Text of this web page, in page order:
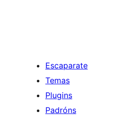
Escaparate
Temas
Plugins
Padróns